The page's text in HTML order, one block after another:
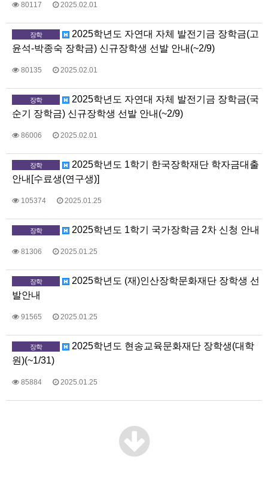
80117 2025.02.01
장학
2025학년도 자연대 자체 발전기금 장학금(고
윤석-박종숙 장학금) 신규장학생 선발 안내(~2/9)
80135 2025.02.01
장학
2025학년도 자연대 자체 발전기금 장학금(국
순기 장학금) 신규장학생 선발 안내(~2/9)
86006 2025.02.01
장학
2025학년도 1학기 한국장학재단 학자금대출
안내[수료생(연구생)]
105374 2025.01.25
장학 2025학년도 1학기 국가장학금 2차 신청 안내
81306 2025.01.25
장학
2025학년도 (재)인산장학문화재단 장학생 선
발안내
91565 2025.01.25
장학
2025학년도 현송교육문화재단 장학생(대학
원)(~1/31)
85884 2025.01.25